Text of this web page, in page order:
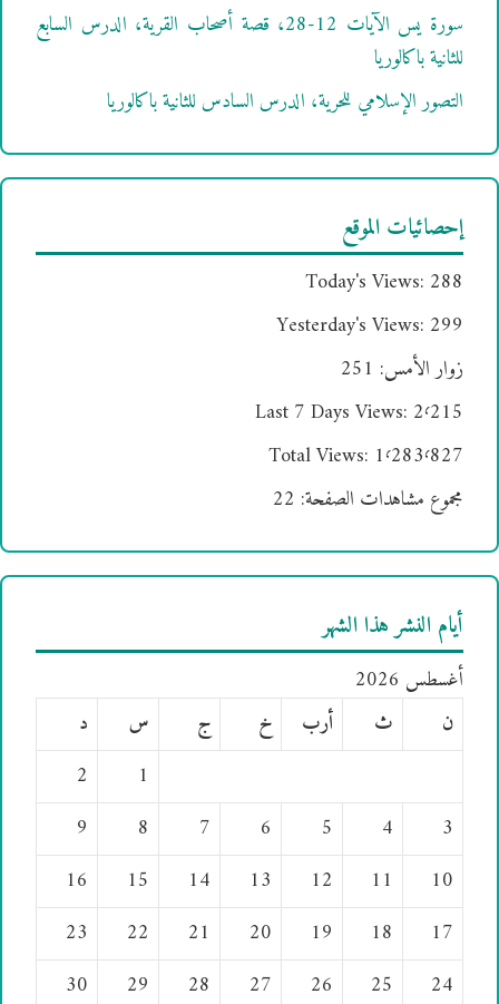
سورة يس الآيات 12-28، قصة أصحاب القرية، الدرس السابع
للثانية باكالوريا
التصور الإسلامي للحرية، الدرس السادس للثانية باكالوريا
إحصائيات الموقع
Today's Views: 288
Yesterday's Views: 299
زوار الأمس: 251
Last 7 Days Views: 2٬215
Total Views: 1٬283٬827
مجموع مشاهدات الصفحة: 22
أيام النشر هذا الشهر
أغسطس 2026
ن
ث أرب خ ج س
د
1
2
3
4
5
6
7
8
9
10
11
12
13
14
15
16
17
18
19
20
21
22
23
24
25
26
27
28
29
30